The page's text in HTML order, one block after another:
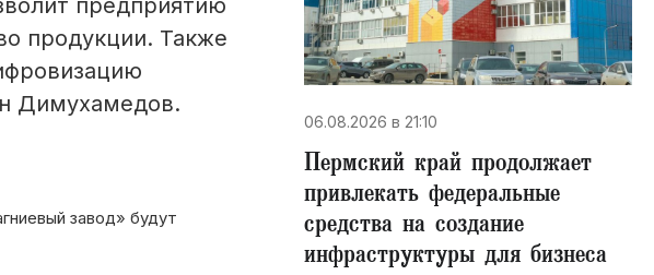
предприятию
продукции. Также
Димухамедов.
завод» будут
06.08.2026 в 21:10
Пермский край продолжает
привлекать федеральные
средства на создание
инфраструктуры для бизнеса